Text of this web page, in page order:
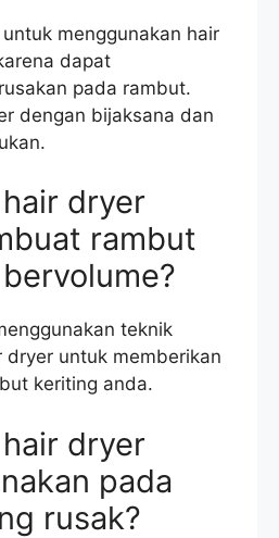
menggunakan hair
dapat
pada rambut.
dengan bijaksana dan
dryer
rambut
teknik
untuk memberikan
keriting anda.
dryer
pada
rusak?